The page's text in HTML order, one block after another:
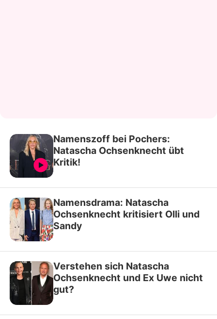
Namenszoff bei Pochers:
Natascha Ochsenknecht übt
Kritik!
Namensdrama: Natascha
Ochsenknecht kritisiert Olli und
Sandy
Verstehen sich Natascha
Ochsenknecht und Ex Uwe nicht
gut?